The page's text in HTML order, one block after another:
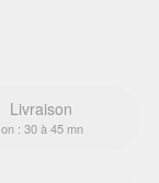
Livraison
: 30 à 45 mn